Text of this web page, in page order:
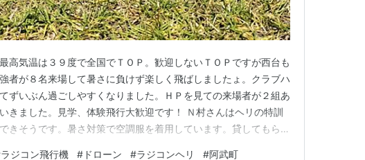
高気温は３９度で全国でＴＯＰ。歓迎しないＴＯＰですが西台も
者が８名来場して暑さに負けず楽しく飛ばしましたょ。クラブハ
ずいぶん過ごしやすくなりました。ＨＰを見ての来場者が２組あ
きました。見学、体験飛行大歓迎です！ Ｎ村さんはヘリの特訓
きそうです。暑さ対策で空調服を着用しています。貸してもらい
ラジコン飛行機 # ドローン #ラジコンヘリ #阿武町